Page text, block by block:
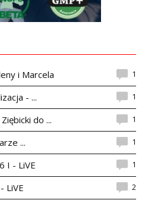
i Marcela 1
- ... 1
do ... 1
... 1
I - LiVE 1
LiVE 2